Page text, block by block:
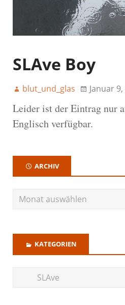
SLAve Boy
blut_und_glas Januar
Leider ist der Eintrag nur
Englisch verfügbar.
ARCHIV
KATEGORIEN